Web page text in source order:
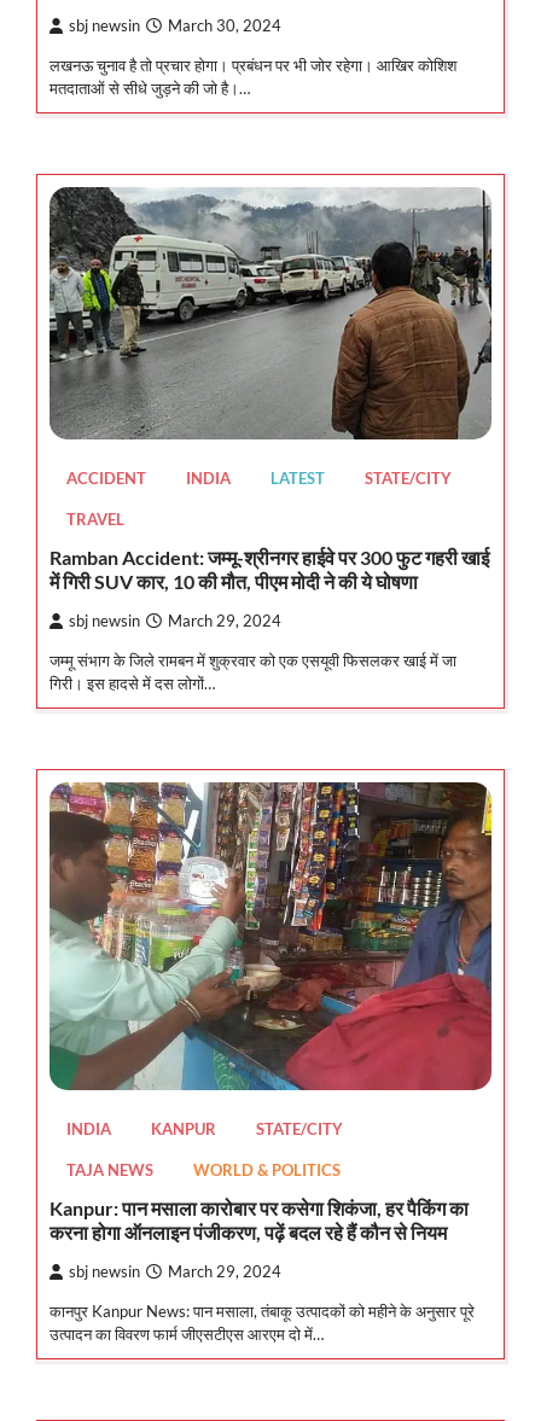
sbj newsin March 30, 2024
लखनऊ चुनाव है तो प्रचार होगा। प्रबंधन पर भी जोर रहेगा। आखिर कोशिश
मतदाताओं से सीधे जुड़ने की जो है।…
ACCIDENT INDIA LATEST STATE/CITY
TRAVEL
Ramban Accident: जम्मू-श्रीनगर हाईवे पर 300 फुट गहरी खाई
में गिरी SUV कार, 10 की मौत, पीएम मोदी ने की ये घोषणा
sbj newsin March 29, 2024
जम्मू संभाग के जिले रामबन में शुक्रवार को एक एसयूवी फिसलकर खाई में जा
गिरी। इस हादसे में दस लोगों…
INDIA KANPUR STATE/CITY
TAJA NEWS WORLD & POLITICS
Kanpur: पान मसाला कारोबार पर कसेगा शिकंजा, हर पैकिंग का
करना होगा ऑनलाइन पंजीकरण, पढ़ें बदल रहे हैं कौन से नियम
sbj newsin March 29, 2024
कानपुर Kanpur News: पान मसाला, तंबाकू उत्पादकों को महीने के अनुसार पूरे
उत्पादन का विवरण फार्म जीएसटीएस आरएम दो में…